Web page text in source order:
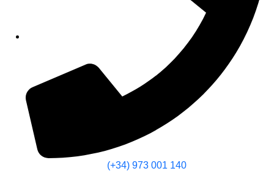
(+34) 973 001 140